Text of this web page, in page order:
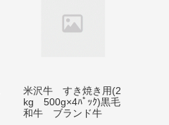
米沢牛 すき焼き用(2
kg 500g×4ﾊﾟｯｸ)黒毛
和牛 ブランド牛